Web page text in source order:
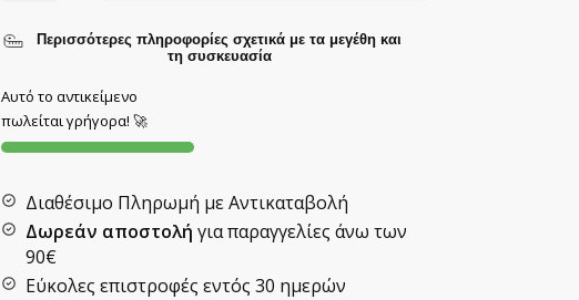
Περισσότερες πληροφορίες σχετικά με τα μεγέθη και
τη συσκευασία
Αυτό το αντικείμενο
πωλείται γρήγορα! 🚀
Διαθέσιμο Πληρωμή με Αντικαταβολή
Δωρεάν αποστολή για παραγγελίες άνω των
90€
Εύκολες επιστροφές εντός 30 ημερών